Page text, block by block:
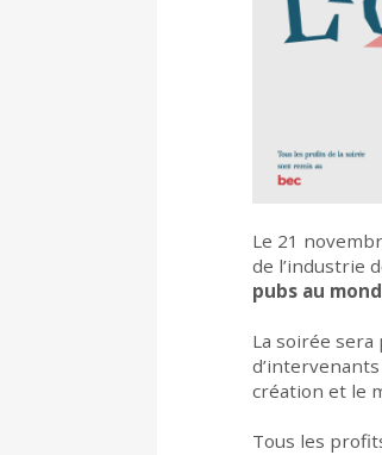
Le 21
de l’industrie
pubs au
La soirée sera
création et le
Tous les